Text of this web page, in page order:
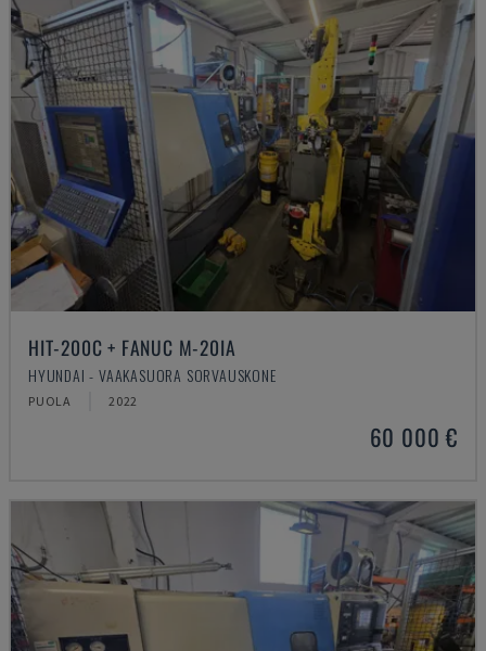
HIT-200C + FANUC M-20IA
HYUNDAI - VAAKASUORA SORVAUSKONE
PUOLA 2022
60 000 €